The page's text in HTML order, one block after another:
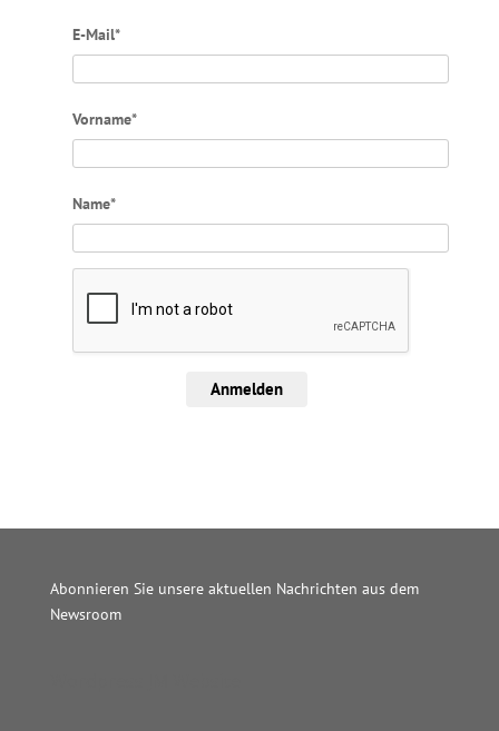
E-Mail*
Vorname*
Name*
Anmelden
Abonnieren Sie unsere aktuellen Nachrichten aus dem
Newsroom